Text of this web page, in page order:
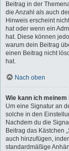
Beitrag in der
die Anzahl als auch
Hinweis erscheint
hat oder wenn ein
hat. Diese können
warum dein Beitrag
einen Beitrag nicht
hat.
Nach oben
Wie kann ich
Um eine Signatur an
solche in den
Nachdem du die
Beitrag das Kästchen
auch hinzufügen,
standardmäßige